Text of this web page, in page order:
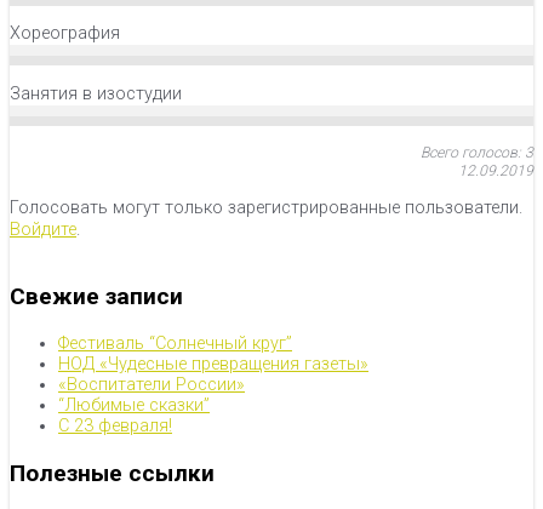
Хореография
Занятия в изостудии
Всего голосов: 3
12.09.2019
Голосовать могут только зарегистрированные пользователи.
Войдите.
Свежие записи
Фестиваль “Солнечный круг”
НОД «Чудесные превращения газеты»
«Воспитатели России»
“Любимые сказки”
С 23 февраля!
Полезные ссылки